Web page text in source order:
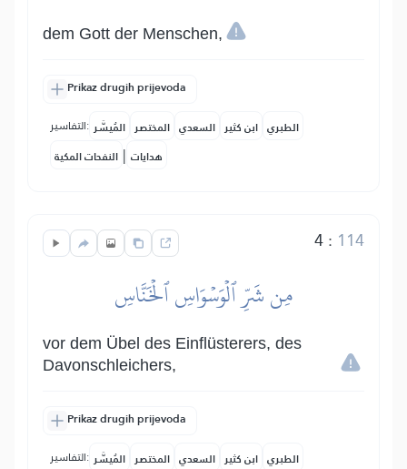
dem Gott der Menschen,
Prikaz drugih prijevoda
التفاسير: المُيسَّر المختصر السعدي ابن كثير الطبري
النفحات المكية | هدايات
4: 114
مِن شَرِّ ٱلۡوَسۡوَاسِ ٱلۡخَنَّاسِ
vor dem Übel des Einflüsterers, des
Davonschleichers,
Prikaz drugih prijevoda
التفاسير: المُيسَّر المختصر السعدي ابن كثير الطبري